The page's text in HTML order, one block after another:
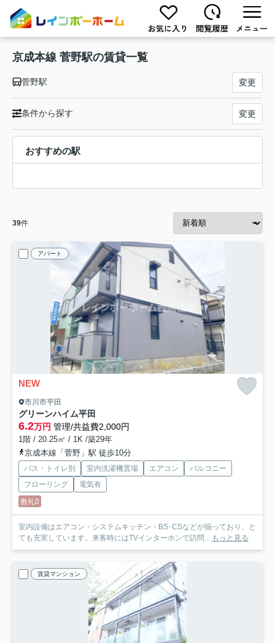
京成本線 菅野駅の賃貸一覧
菅野駅 変更
条件から探す 変更
おすすめの駅
39件
アパート
NEW
市川市平田
グリーンハイム平田
6.2万円 管理/共益費2,000円
1階 / 20.25㎡ / 1K /築29年
京成本線「菅野」駅 徒歩10分
バス・トイレ別 室内洗濯機置場 エアコン
バルコニー
フローリング
電気有
敷礼0
室内設備はエアコン・システムキッチン・BS･CSなどが揃っており、と
ても充実しています。来客時にはTVインターホンで訪問...
もっと見る
賃貸マンション